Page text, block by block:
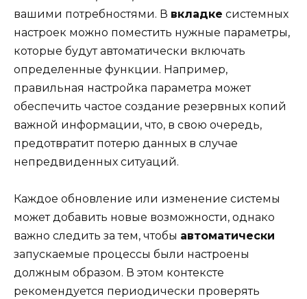
вашими потребностями. В вкладке системных
настроек можно поместить нужные параметры,
которые будут автоматически включать
определенные функции. Например,
правильная настройка параметра может
обеспечить частое создание резервных копий
важной информации, что, в свою очередь,
предотвратит потерю данных в случае
непредвиденных ситуаций.
Каждое обновление или изменение системы
может добавить новые возможности, однако
важно следить за тем, чтобы автоматически
запускаемые процессы были настроены
должным образом. В этом контексте
рекомендуется периодически проверять